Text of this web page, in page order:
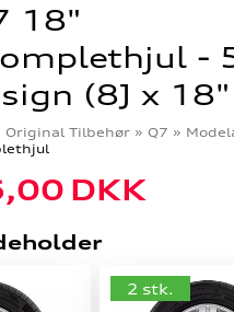
18"
-
(8J x 18"
Original Tilbehør » Q7 »
DKK
2 stk.